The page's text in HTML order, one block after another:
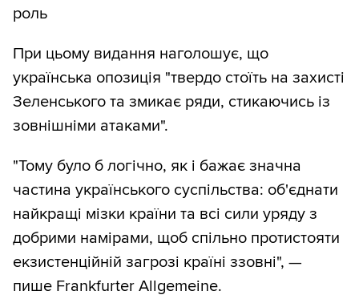
роль
При цьому видання наголошує, що
українська опозиція "твердо стоїть на захисті
Зеленського та змикає ряди, стикаючись із
зовнішніми атаками".
"Тому було б логічно, як і бажає значна
частина українського суспільства: об'єднати
найкращі мізки країни та всі сили уряду з
добрими намірами, щоб спільно протистояти
екзистенційній загрозі країні ззовні", —
пише Frankfurter Allgemeine.